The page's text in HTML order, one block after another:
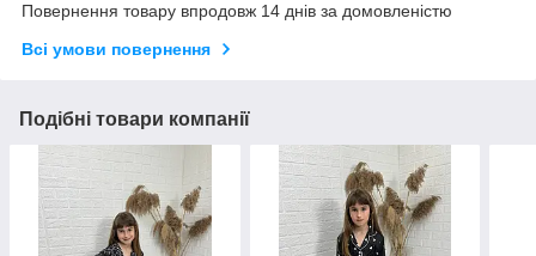
Повернення товару впродовж 14 днів за домовленістю
Всі умови повернення
Подібні товари компанії